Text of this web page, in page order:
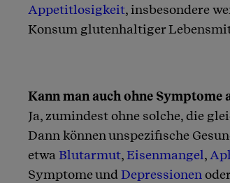
Appetitlosigkeit, insbesondere
Konsum glutenhaltiger
Kann man auch ohne Symptome
Ja, zumindest ohne solche, die
Dann können unspezifische
etwa Blutarmut,Eisenmangel,
Symptome und Depressionen